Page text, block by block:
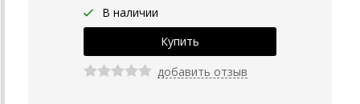
В наличии
добавить отзыв